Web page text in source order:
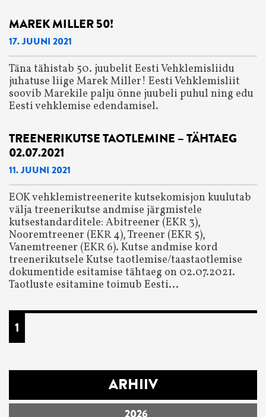
MAREK MILLER 50!
17. JUUNI 2021
Täna tähistab 50. juubelit Eesti Vehklemisliidu
juhatuse liige Marek Miller! Eesti Vehklemisliit
soovib Marekile palju õnne juubeli puhul ning edu
Eesti vehklemise edendamisel.
TREENERIKUTSE TAOTLEMINE – TÄHTAEG
02.07.2021
11. JUUNI 2021
EOK vehklemistreenerite kutsekomisjon kuulutab
välja treenerikutse andmise järgmistele
kutsestandarditele: Abitreener (EKR 3),
Nooremtreener (EKR 4), Treener (EKR 5),
Vanemtreener (EKR 6). Kutse andmise kord
treenerikutsele Kutse taotlemise/taastaotlemise
dokumentide esitamise tähtaeg on 02.07.2021.
Taotluste esitamine toimub Eesti...
1
ARHIIV
2026